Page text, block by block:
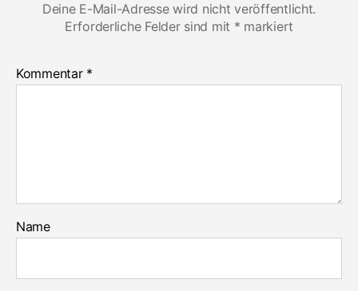
Deine E-Mail-Adresse wird nicht veröffentlicht.
Erforderliche Felder sind mit * markiert
Kommentar *
Name